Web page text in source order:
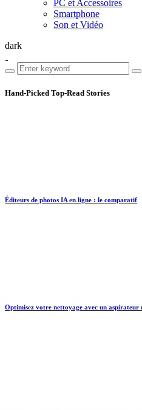
PC et Accessoires
Smartphone
Son et Vidéo
dark
Hand-Picked Top-Read Stories
Éditeurs de photos IA en ligne : le comparatif
Optimisez votre nettoyage avec un